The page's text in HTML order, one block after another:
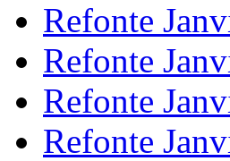
Refonte
Refonte
Refonte
Refonte